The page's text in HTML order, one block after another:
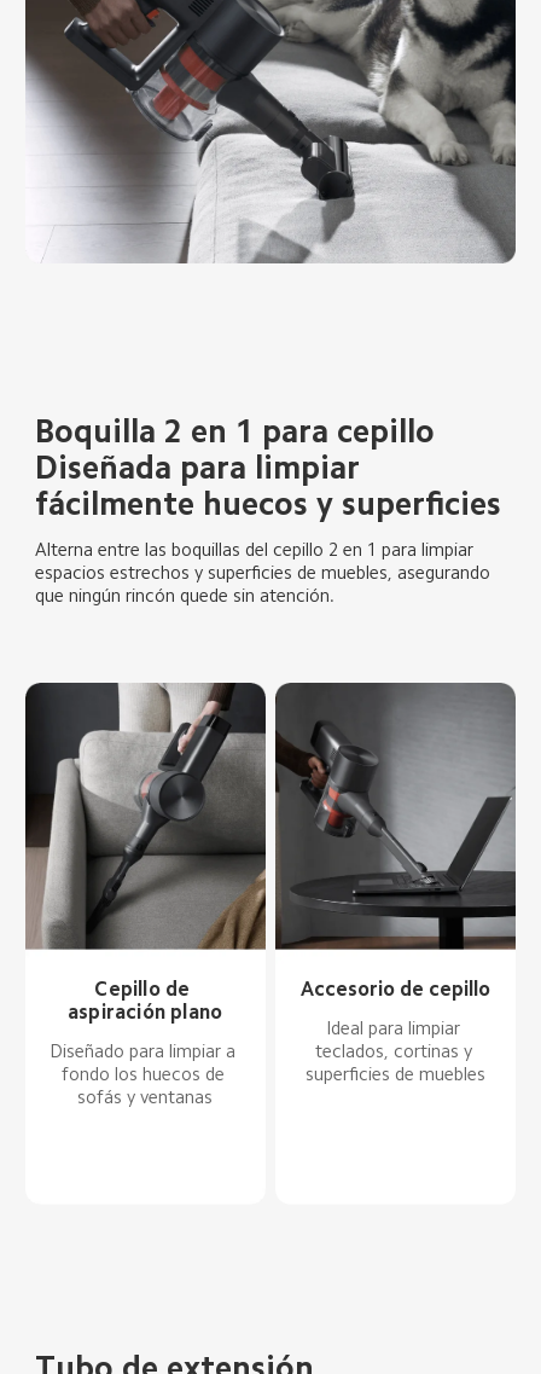
Boquilla 2 en 1 para cepillo
Diseñada para limpiar
fácilmente huecos y superficies
Alterna entre las boquillas del cepillo 2 en 1 para limpiar
espacios estrechos y superficies de muebles, asegurando
que ningún rincón quede sin atención.
Cepillo de
aspiración plano
Diseñado para limpiar a
fondo los huecos de
sofás y ventanas
Accesorio de cepillo
Ideal para limpiar
teclados, cortinas y
superficies de muebles